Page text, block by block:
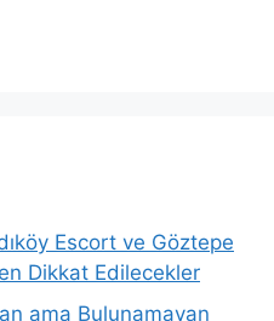
Escort ve Göztepe
Dikkat Edilecekler
ama Bulunamayan